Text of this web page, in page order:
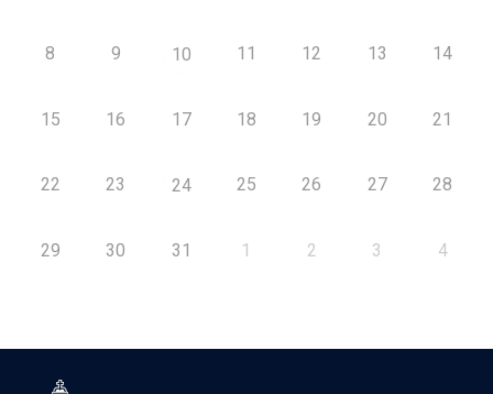
8 9 10 11 12 13 14
15 16 17 18 19 20 21
22 23 24 25 26 27 28
29 30 31 1 2 3 4